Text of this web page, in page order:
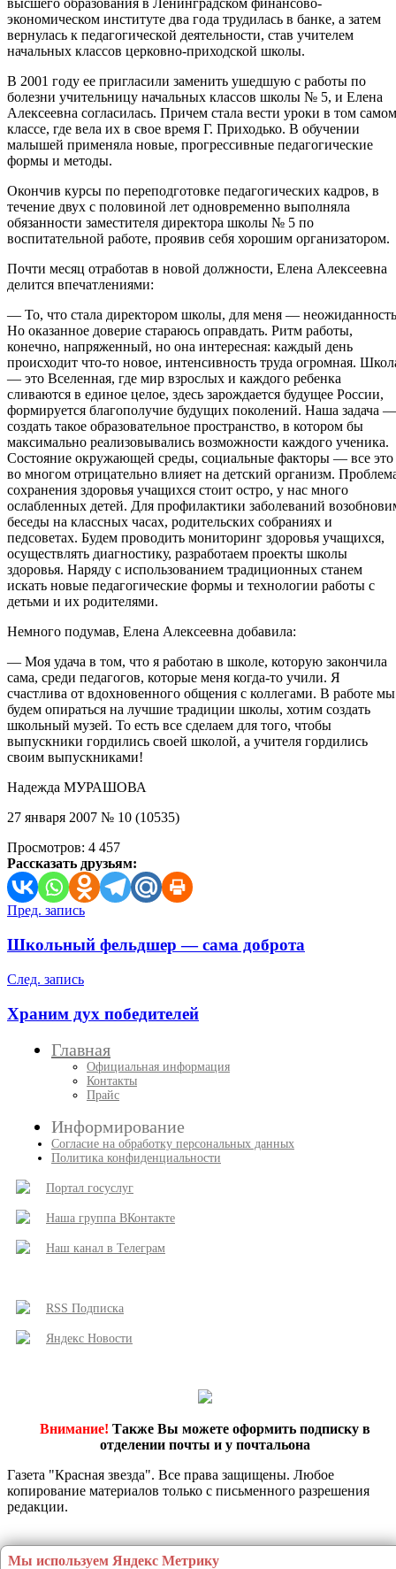
высшего образования в Ленинградском финансово-
экономическом институте два года трудилась в банке, а затем
вернулась к педагогической деятельности, став учителем
начальных классов церковно-приходской школы.
В 2001 году ее пригласили заменить ушедшую с работы по
болезни учительницу начальных классов школы № 5, и Елена
Алексеевна согласилась. Причем стала вести уроки в том самом
классе, где вела их в свое время Г. Приходько. В обучении
малышей применяла новые, прогрессивные педагогические
формы и методы.
Окончив курсы по переподготовке педагогических кадров, в
течение двух с половиной лет одновременно выполняла
обязанности заместителя директора школы № 5 по
воспитательной работе, проявив себя хорошим организатором.
Почти месяц отработав в новой должности, Елена Алексеевна
делится впечатлениями:
— То, что стала директором школы, для меня —
Но оказанное доверие стараюсь оправдать. Ритм работы,
конечно, напряженный, но она интересная: каждый день
происходит что-то новое, интенсивность труда огромная.
— это Вселенная, где мир взрослых и каждого ребенка
сливаются в единое целое, здесь зарождается будущее России,
формируется благополучие будущих поколений. Наша задача —
создать такое образовательное пространство, в котором бы
максимально реализовывались возможности каждого ученика.
Состояние окружающей среды, социальные факторы — все это
во многом отрицательно влияет на детский организм.
сохранения здоровья учащихся стоит остро, у нас много
ослабленных детей. Для профилактики заболеваний
беседы на классных часах, родительских собраниях и
педсоветах. Будем проводить мониторинг здоровья учащихся,
осуществлять диагностику, разработаем проекты школы
здоровья. Наряду с использованием традиционных станем
искать новые педагогические формы и технологии работы с
детьми и их родителями.
Немного подумав, Елена Алексеевна добавила:
— Моя удача в том, что я работаю в школе, которую закончила
сама, среди педагогов, которые меня когда-то учили. Я
счастлива от вдохновенного общения с коллегами. В работе мы
будем опираться на лучшие традиции школы, хотим создать
школьный музей. То есть все сделаем для того, чтобы
выпускники гордились своей школой, а учителя гордились
своим выпускниками!
Надежда МУРАШОВА
27 января 2007 № 10 (10535)
Просмотров: 4 457
Рассказать друзьям:
Навигация
по
Пред. запись
Школьный фельдшер — сама доброта
След. запись
Храним дух победителей
Главная
Официальная информация
Контакты
Прайс
Информирование
Согласие на обработку персональных данных
Политика конфиденциальности
Портал госуслуг
Наша группа ВКонтакте
Наш канал в Телеграм
RSS Подписка
Яндекс Новости
Внимание! Также Вы можете оформить подписку в
отделении почты и у почтальона
Газета "Красная звезда". Все права защищены. Любое
копирование материалов только с письменного разрешения
редакции.
пользовательской активности.Собранная при помощи cookie информация не может идентифицировать вас, однако может помочь нам улучшить работу нашего
Яндекс обрабатывает эту информацию в порядке, установленном в Условиях использования сервиса Яндекс Метрика. Вы можете отказаться от использования
Мы используем Яндекс Метрику